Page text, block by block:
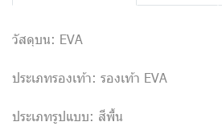
วัสดุบน: EVA
ประเภทรองเท้า: รองเท้า EVA
ประเภทรูปแบบ: สีพื้น